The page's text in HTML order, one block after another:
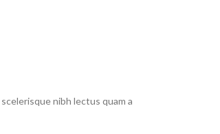
nibh lectus quam a